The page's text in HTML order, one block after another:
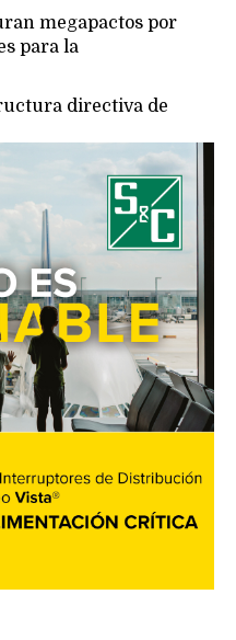
megapactos por
para la
directiva de